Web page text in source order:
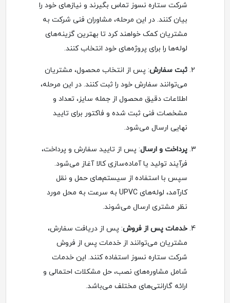
شرکت ستاره نسوز تماس بگیرند و نیازهای خود را
بیان کنند. در این مرحله، مشاوران فنی شرکت به
مشتریان کمک خواهند کرد تا بهترین گزینه‌های
لوله‌ها را برای پروژه‌های خود انتخاب کنند.
ثبت سفارش: پس از انتخاب محصول، مشتریان
می‌توانند سفارش خود را ثبت کنند. در این مرحله،
اطلاعات دقیق محصول از جمله سایز، تعداد و
مشخصات فنی ثبت شده و فاکتور برای تایید
نهایی ارسال می‌شود.
پرداخت و ارسال: پس از تایید سفارش و پرداخت،
فرآیند تولید یا آماده‌سازی کالا آغاز می‌شود.
سپس با استفاده از سیستم‌های حمل و نقل
کارآمد، لوله‌های UPVC به سرعت به محل مورد
نظر مشتری ارسال می‌شوند.
خدمات پس از فروش: پس از دریافت سفارش،
مشتریان می‌توانند از خدمات پس از فروش
شرکت ستاره نسوز استفاده کنند. این خدمات
شامل مشاوره‌های نصب، حل مشکلات احتمالی و
ارائه گارانتی‌های مختلف می‌باشد.